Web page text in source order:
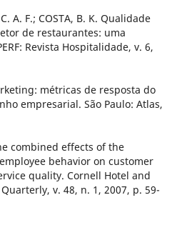
A. F.; COSTA, B. K. Qualidade
de restaurantes: uma
Revista Hospitalidade, v. 6,
métricas de resposta do
empresarial. São Paulo: Atlas,
combined effects of the
behavior on customer
quality. Cornell Hotel and
v. 48, n. 1, 2007, p. 59-